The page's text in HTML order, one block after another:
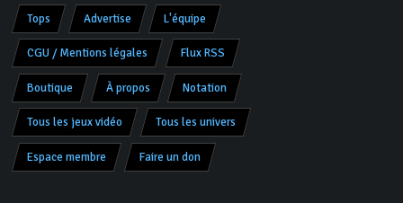
Tops Advertise L'équipe
CGU / Mentions légales Flux RSS
Boutique À propos Notation
Tous les jeux vidéo Tous les univers
Espace membre Faire un don